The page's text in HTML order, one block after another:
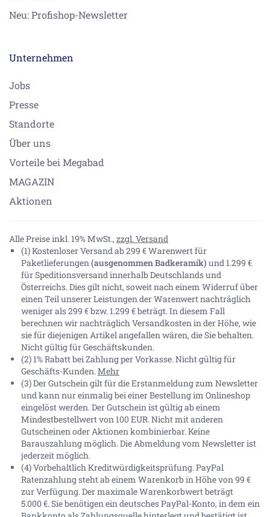
Neu: Profishop-Newsletter
Unternehmen
Jobs
Presse
Standorte
Über uns
Vorteile bei Megabad
MAGAZIN
Aktionen
Alle Preise inkl. 19% MwSt., zzgl. Versand
(1) Kostenloser Versand ab 299 € Warenwert für
Paketlieferungen(ausgenommen Badkeramik) und 1.299 €
für Speditionsversand innerhalb Deutschlands und
Österreichs. Dies gilt nicht, soweit nach einem Widerruf über
einen Teil unserer Leistungen der Warenwert nachträglich
weniger als 299 € bzw. 1.299 € beträgt. In diesem Fall
berechnen wir nachträglich Versandkosten in der Höhe, wie
sie für diejenigen Artikel angefallen wären, die Sie behalten.
Nicht gültig für Geschäftskunden.
(2) 1% Rabatt bei Zahlung per Vorkasse. Nicht gültig für
Geschäfts-Kunden.Mehr
(3) Der Gutschein gilt für die Erstanmeldung zum Newsletter
und kann nur einmalig bei einer Bestellung im Onlineshop
eingelöst werden. Der Gutschein ist gültig ab einem
Mindestbestellwert von 100 EUR. Nicht mit anderen
Gutscheinen oder Aktionen kombinierbar. Keine
Barauszahlung möglich. Die Abmeldung vom Newsletter ist
jederzeit möglich.
(4) Vorbehaltlich Kreditwürdigkeitsprüfung. PayPal
Ratenzahlung steht ab einem Warenkorb in Höhe von99 €
zur Verfügung. Der maximale Warenkorbwert beträgt
5.000 €. Sie benötigen ein deutsches PayPal-Konto, in dem ein